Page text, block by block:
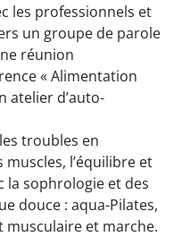
les professionnels et
un groupe de parole
réunion
« Alimentation
atelier d’auto-
troubles en
muscles, l’équilibre et
la sophrologie et des
douce : aqua-Pilates,
musculaire et marche.